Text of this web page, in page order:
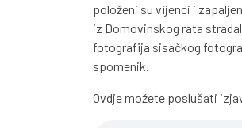
položeni su vijenci i
iz Domovinskog rata
fotografija sisačkog
spomenik.
Ovdje možete poslušati